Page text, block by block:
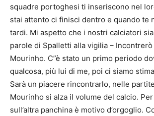
squadre portoghesi ti inseriscono nel
stai attento ci finisci dentro e quando te
tardi. Mi aspetto che i nostri calciatori
parole di Spalletti alla vigilia –
Mourinho. C”è stato un primo periodo
qualcosa, più lui di me, poi ci siamo
Sarà un piacere rincontrarlo, nelle partite
Mourinho si alza il volume del calcio.
sull’altra panchina è motivo d’orgoglio.